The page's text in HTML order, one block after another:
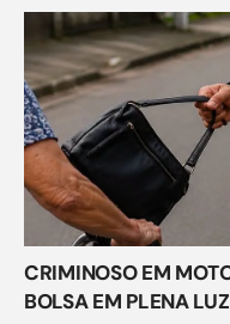
CRIMINOSO EM
BOLSA EM PLENA